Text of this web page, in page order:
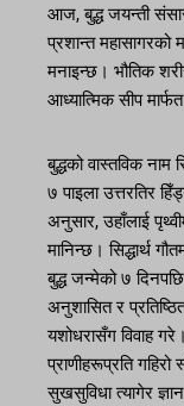
आज, बुद्ध जयन्ती
प्रशान्त महासागरको
मनाइन्छ। भौतिक
आध्यात्मिक सीप
बुद्धको वास्तविक नाम
७ पाइला उत्तरतिर
अनुसार, उहाँलाई
मानिन्छ। सिद्धार्थ
बुद्ध जन्मेको ७
अनुशासित र
यशोधरासँग विवाह
प्राणीहरूप्रति
सुखसुविधा त्यागेर